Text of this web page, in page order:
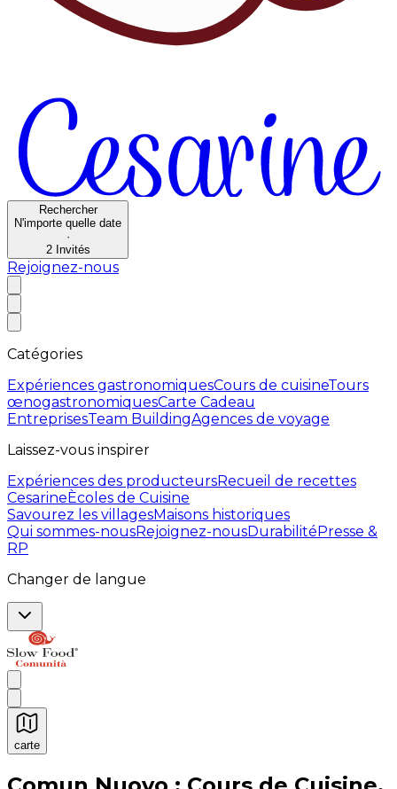
Rechercher
N'importe quelle date
·
2 Invités
Rejoignez-nous
Catégories
Expériences gastronomiquesCours de cuisineTours
œnogastronomiquesCarte Cadeau
EntreprisesTeam BuildingAgences de voyage
Laissez-vous inspirer
Expériences des producteursRecueil de recettes
CesarineÈcoles de Cuisine
Savourez les villagesMaisons historiques
Qui sommes-nousRejoignez-nousDurabilitéPresse &
RP
Changer de langue
carte
Expériences culinaires inoubliables : Expériences